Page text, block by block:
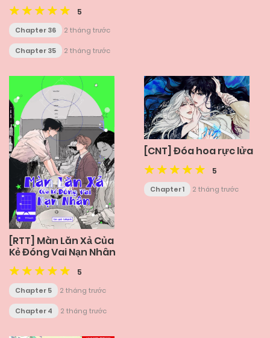
5
Chapter 36 2 tháng trước
Chapter 35 2 tháng trước
[RTT] Màn Lăn Xả Của
Kẻ Đóng Vai Nạn Nhân
5
Chapter 5 2 tháng trước
Chapter 4 2 tháng trước
[CNT] Đóa hoa rực lửa
5
Chapter 1 2 tháng trước